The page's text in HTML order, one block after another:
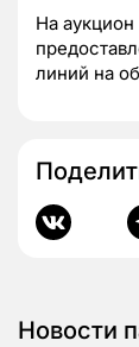
На
линий на
Новости